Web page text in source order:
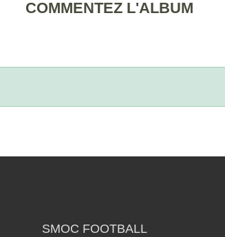
COMMENTEZ L'ALBUM
SMOC FOOTBALL